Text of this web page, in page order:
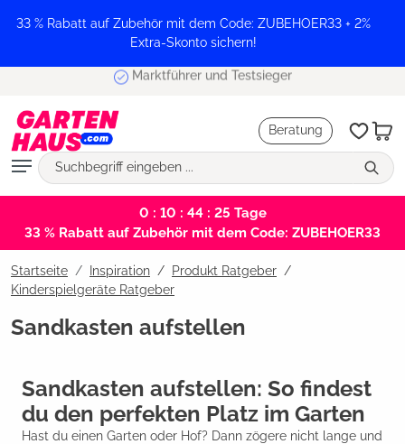
springen
33 % Rabatt auf Zubehör mit dem Code: ZUBEHOER33 + 2%
Extra-Skonto sichern!
Marktführer und Testsieger
Beratung
0 : 10 : 44 : 25 Tage
33 % Rabatt auf Zubehör mit dem Code: ZUBEHOER33
Startseite Inspiration / Produkt Ratgeber /
Kinderspielgeräte Ratgeber
Sandkasten aufstellen
Sandkasten aufstellen: So findest
du den perfekten Platz im Garten
Hast du einen Garten oder Hof? Dann zögere nicht lange und